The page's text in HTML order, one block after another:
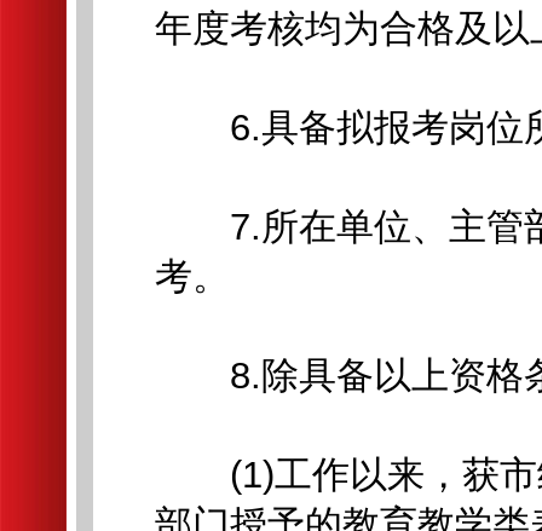
年度考核均为合格及
6.具备拟报考岗位
7.所在单位、主管
考。
8.除具备以上资格
(1)工作以来，获市